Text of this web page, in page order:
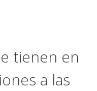
tienen en
a las